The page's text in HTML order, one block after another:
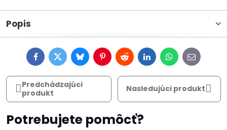
Popis
FacebookTwitterBlueskyPinterestRedditLinkedInWhatsApp
E-
mail
Predchádzajúci
produkt
Nasledujúci produkt
Potrebujete pomôcť?